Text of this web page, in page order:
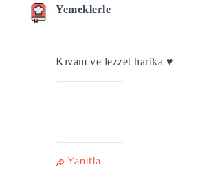
Yemeklerle
Kıvam ve lezzet harika ♥
Yanıtla